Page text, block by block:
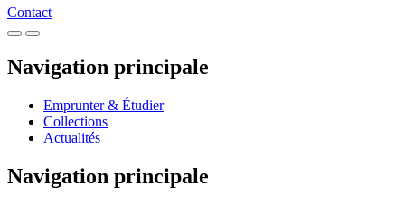
Contact
Navigation principale
Emprunter & Étudier
Collections
Actualités
Navigation principale